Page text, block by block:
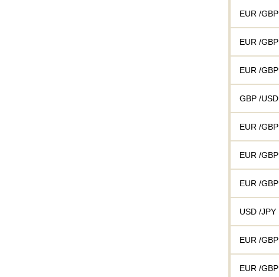
EUR /GBP
EUR /GBP
EUR /GBP
GBP /USD
EUR /GBP
EUR /GBP
EUR /GBP
USD /JPY
EUR /GBP
EUR /GBP